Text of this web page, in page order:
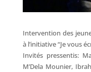
Intervention des
à l’initiative “Je vous
Invités pressentis:
M’Dela Mounier,